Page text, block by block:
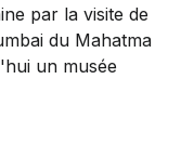
par la visite de
du Mahatma
un musée